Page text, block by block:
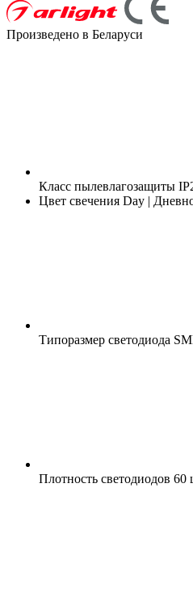
Произведено в Беларуси
Класс пылевлагозащиты
Цвет свечения Day |
Типоразмер светодиода
Плотность светодиодов 60